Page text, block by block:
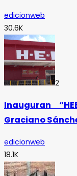
edicionweb
30.6K
2
Inauguran
Graciano
edicionweb
18.1K